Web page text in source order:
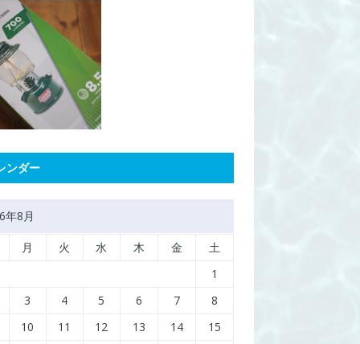
ンダー
年8月
月 火 水 木 金 土
1
3
4 5 6 7
8
10
11 12 13 14
15